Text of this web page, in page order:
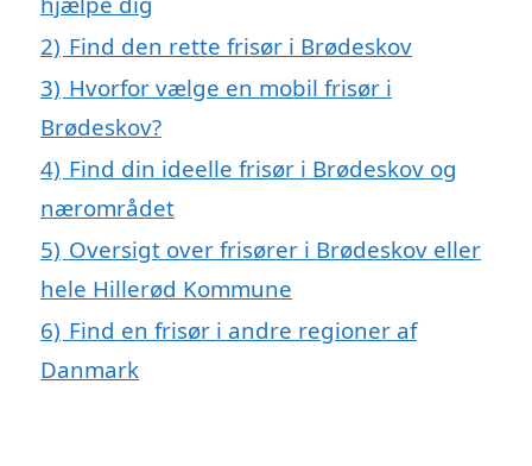
2) Find den rette frisør i Brødeskov
3) Hvorfor vælge en mobil frisør i
Brødeskov?
4) Find din ideelle frisør i Brødeskov og
nærområdet
5) Oversigt over frisører i Brødeskov eller
hele Hillerød Kommune
6) Find en frisør i andre regioner af
Danmark